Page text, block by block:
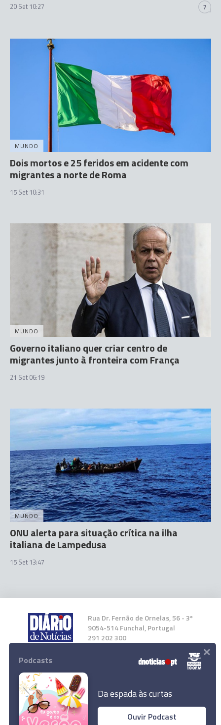
20 Set 10:27 7
MUNDO
Dois mortos e 25 feridos em acidente com
migrantes a norte de Roma
15 Set 10:31
MUNDO
Governo italiano quer criar centro de
migrantes junto à fronteira com França
21 Set 06:19
MUNDO
ONU alerta para situação crítica na ilha
italiana de Lampedusa
15 Set 13:47
Rua Dr. Fernão de Ornelas, 56 - 3º
9054-514 Funchal, Portugal
291 202 300
Instale a nossa App
Podcasts
Da espada às curtas
Ouvir Podcast
×